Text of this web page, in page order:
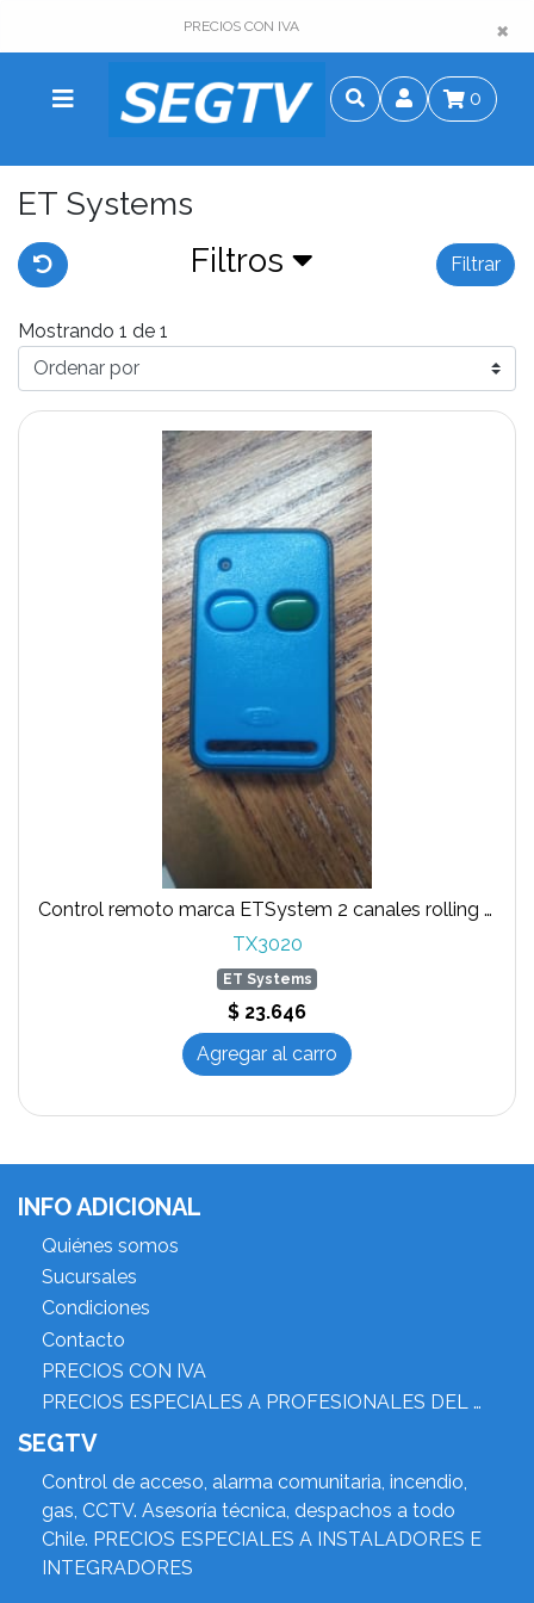
PRECIOS CON IVA ×
×
0
ET Systems
Filtros Filtrar
Mostrando 1 de 1
Control remoto marca ETSystem 2 canales rolling code
TX3020
ET Systems
$ 23.646
Agregar al carro
INFO ADICIONAL
Quiénes somos
Sucursales
Condiciones
Contacto
PRECIOS CON IVA
PRECIOS ESPECIALES A PROFESIONALES DEL RUBRO
SEGTV
Control de acceso, alarma comunitaria, incendio,
gas, CCTV. Asesoría técnica, despachos a todo
Chile. PRECIOS ESPECIALES A INSTALADORES E
INTEGRADORES